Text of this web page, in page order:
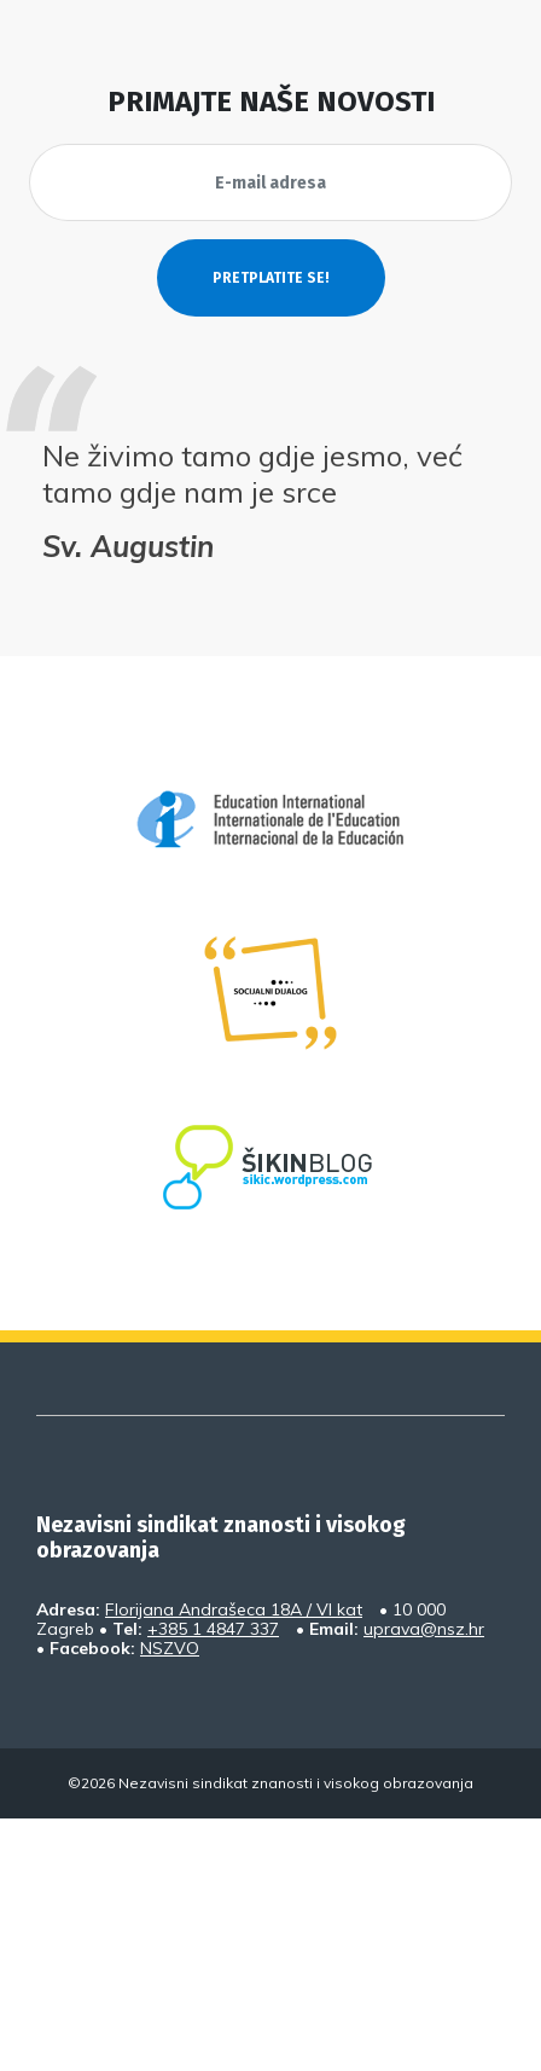
PRIMAJTE NAŠE NOVOSTI
Ne živimo tamo gdje jesmo, već
tamo gdje nam je srce
Sv. Augustin
Nezavisni sindikat znanosti i visokog
obrazovanja
Adresa: Florijana Andrašeca 18A / VI kat
• 10 000
Zagreb • Tel: +385 1 4847 337 • Email: uprava@nsz.hr
• Facebook: NSZVO
©2026 Nezavisni sindikat znanosti i visokog obrazovanja